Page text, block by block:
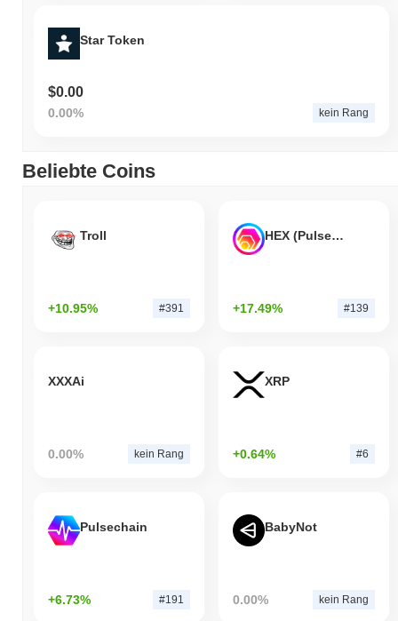
Star Token
$0.00
0.00% kein Rang
Beliebte Coins
Troll
+10.95% #391
HEX (Pulsechain)
+17.49% #139
XXXAi
0.00% kein Rang
XRP
+0.64% #6
Pulsechain
+6.73% #191
BabyNot
0.00% kein Rang